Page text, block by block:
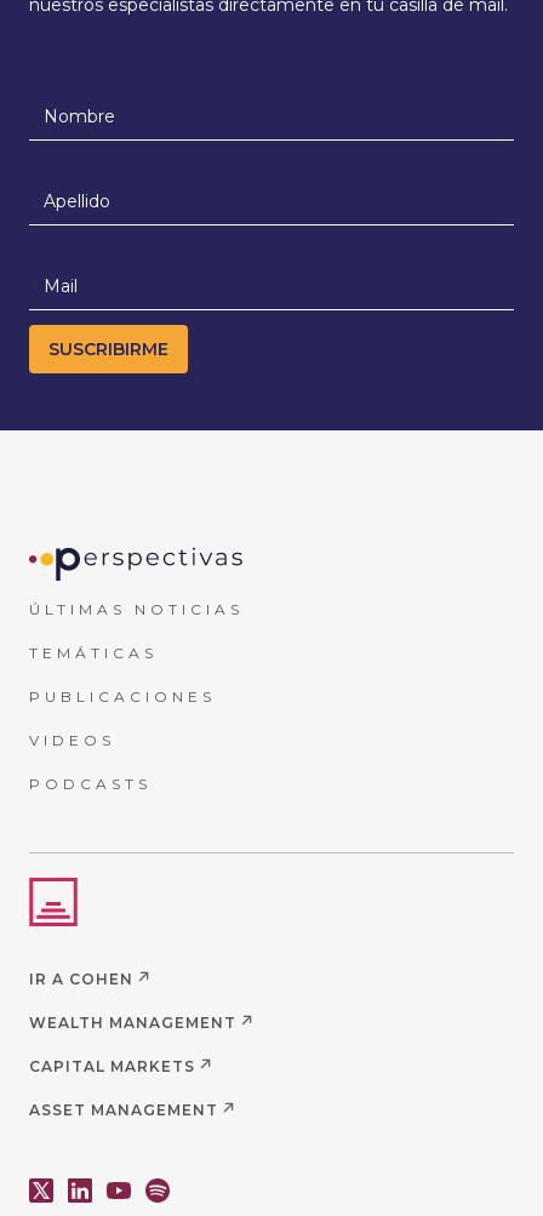
nuestros especialistas directamente en tu casilla de mail.
ÚLTIMAS NOTICIAS
TEMÁTICAS
PUBLICACIONES
VIDEOS
PODCASTS
IR A COHEN
WEALTH MANAGEMENT
CAPITAL MARKETS
ASSET MANAGEMENT